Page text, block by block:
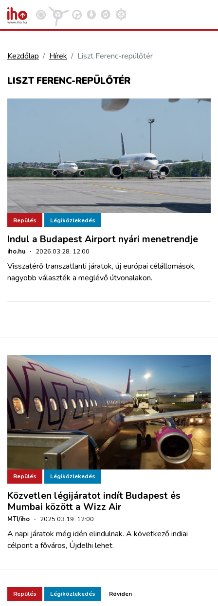
KÖZLEKEDÉSFEJLESZTÉS
ELLÁTÁSI LÁNC
ZÖLDÚT
HAJÓZÁS
BLOG
BELÉPÉS
REGISZTRÁCIÓ
Kezdőlap Hírek Liszt Ferenc-repülőtér
LISZT FERENC-REPÜLŐTÉR
Repülés Légiközlekedés
Indul a Budapest Airport nyári menetrendje
iho.hu · 2026.03.28. 12:00
Visszatérő transzatlanti járatok, új európai célállomások,
nagyobb választék a meglévő útvonalakon.
Repülés Légiközlekedés
Közvetlen légijáratot indít Budapest és
Mumbai között a Wizz Air
MTI/iho · 2025.03.19. 12:00
A napi járatok még idén elindulnak. A következő indiai
célpont a főváros, Újdelhi lehet.
Repülés Légiközlekedés Röviden